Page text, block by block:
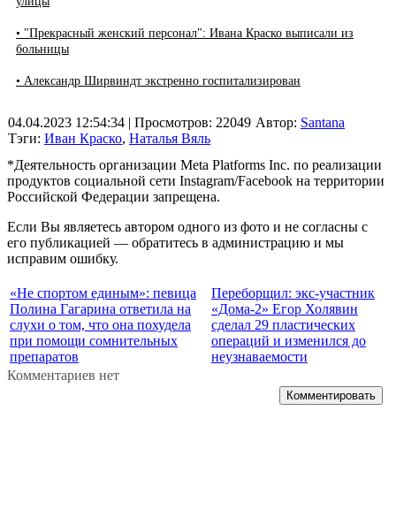
• "Прекрасный женский персонал": Ивана Краско выписали из
больницы
• Александр Ширвиндт экстренно госпитализирован
04.04.2023 12:54:34 | Просмотров: 22049
Тэги: Иван Краско, Наталья Вяль
Автор: Santana
*Деятельность организации Meta Platforms Inc. по реализации
продуктов социальной сети Instagram/Facebook на территории
Российской Федерации запрещена.
Если Вы являетесь автором одного из фото и не согласны с
его публикацией — обратитесь в администрацию и мы
исправим ошибку.
«Не спортом единым»: певица
Полина Гагарина ответила на
слухи о том, что она похудела
при помощи сомнительных
препаратов
Переборщил: экс-участник
«Дома-2» Егор Холявин
сделал 29 пластических
операций и изменился до
неузнаваемости
Комментариев нет
Комментировать